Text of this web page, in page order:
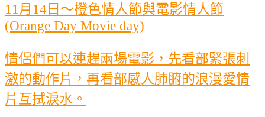
11月14日～橙色情人節與電影情人節
(Orange Day Movie day)
情侶們可以連趕兩場電影，先看部緊張刺
激的動作片，再看部感人肺腑的浪漫愛情
片互拭淚水。